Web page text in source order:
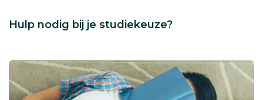
Hulp nodig bij je studiekeuze?